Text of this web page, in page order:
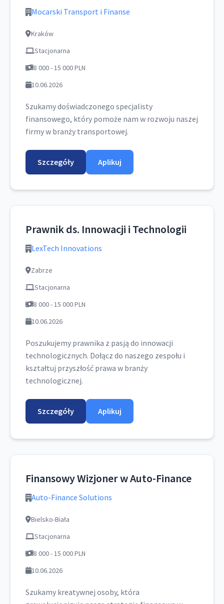
Mocarski Transport i Finanse
Kraków
Stacjonarna
8 000 - 15 000 PLN
10.06.2026
Szukamy doświadczonego specjalisty
finansowego, który pomoże nam w rozwoju naszej
firmy w branży transportowej.
Szczegóły Aplikuj
Prawnik ds. Innowacji i Technologii
LexTech Innovations
Zabrze
Stacjonarna
8 000 - 15 000 PLN
10.06.2026
Poszukujemy prawnika z pasją do innowacji
technologicznych. Dołącz do naszego zespołu i
kształtuj przyszłość prawa w branży
technologicznej.
Szczegóły Aplikuj
Finansowy Wizjoner w Auto-Finance
Auto-Finance Solutions
Bielsko-Biała
Stacjonarna
8 000 - 15 000 PLN
10.06.2026
Szukamy kreatywnej osoby, która